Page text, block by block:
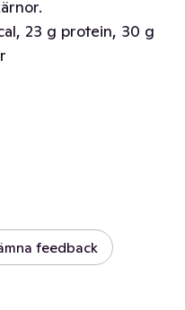
23 g protein, 30 g
feedback